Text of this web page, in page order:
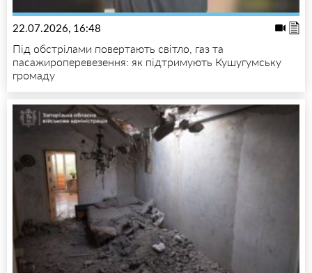
22.07.2026, 16:48
Під обстрілами повертають світло, газ та
пасажироперевезення: як підтримують Кушугумську
громаду